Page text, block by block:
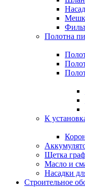
Полотна
К
Щетка
Масло и
Насадки
Строительное